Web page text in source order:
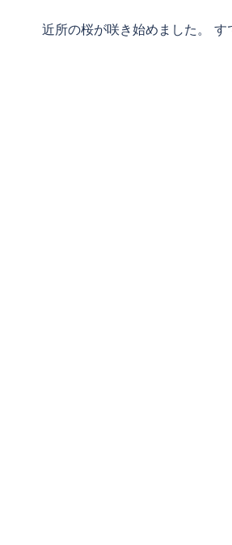
近所の桜が咲き始めました。